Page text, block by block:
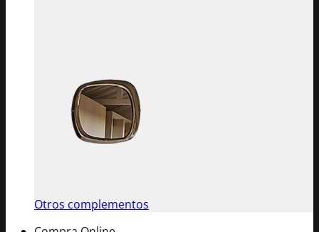
Otros complementos